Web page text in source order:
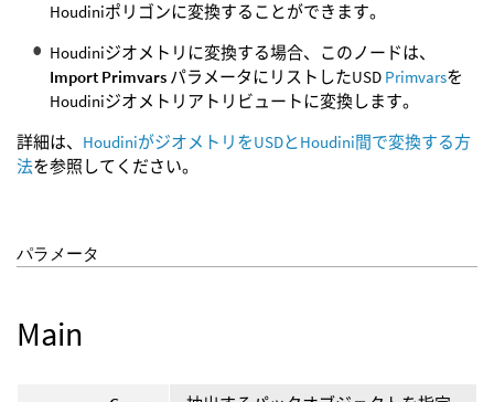
Houdiniポリゴンに変換することができます。
Houdiniジオメトリに変換する場合、このノードは、
Import Primvars パラメータにリストしたUSD Primvarsを
Houdiniジオメトリアトリビュートに変換します。
詳細は、 HoudiniがジオメトリをUSDとHoudini間で変換する方
法を参照してください。
パラメータ
Main